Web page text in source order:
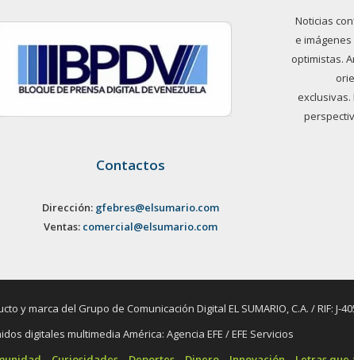
Contactos
Dirección: gfebres@elsumario.com
Ventas: comercial@elsumario.com
Noticias
e
optimistas.
marca del Grupo de Comunicación Digital EL SUMARIO, C.A. / RIF: J-
digitales multimedia América: Agencia EFE / EFE Servicios